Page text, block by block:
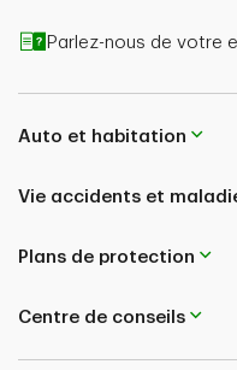
Parlez-nous de votre
Auto et habitation
Vie accidents et
Plans de protection
Centre de conseils